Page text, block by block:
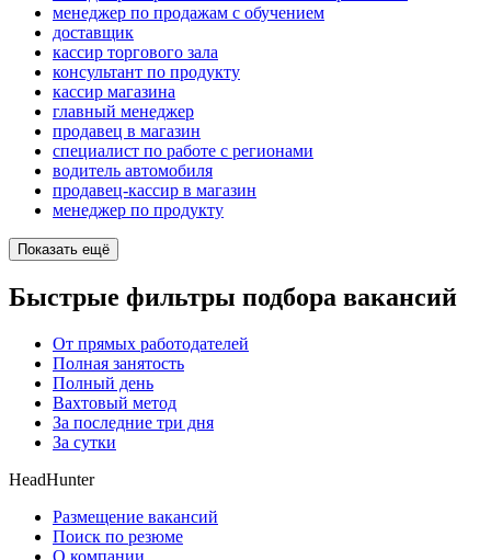
менеджер по продажам с обучением
доставщик
кассир торгового зала
консультант по продукту
кассир магазина
главный менеджер
продавец в магазин
специалист по работе с регионами
водитель автомобиля
продавец-кассир в магазин
менеджер по продукту
Показать ещё
Быстрые фильтры подбора вакансий
От прямых работодателей
Полная занятость
Полный день
Вахтовый метод
За последние три дня
За сутки
HeadHunter
Размещение вакансий
Поиск по резюме
О компании